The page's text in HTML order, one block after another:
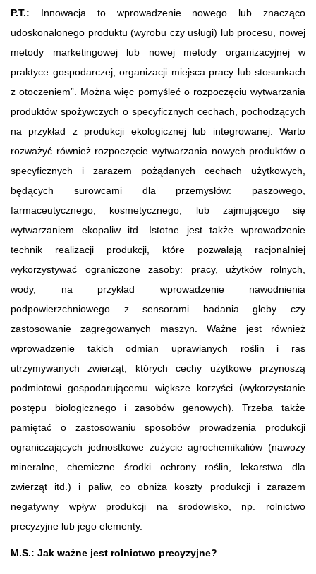
P.T.: Innowacja to wprowadzenie nowego lub znacząco
udoskonalonego produktu (wyrobu czy usługi) lub procesu, nowej
metody marketingowej lub nowej metody organizacyjnej w
praktyce gospodarczej, organizacji miejsca pracy lub stosunkach
z otoczeniem”. Można więc pomyśleć o rozpoczęciu wytwarzania
produktów spożywczych o specyficznych cechach, pochodzących
na przykład z produkcji ekologicznej lub integrowanej. Warto
rozważyć również rozpoczęcie wytwarzania nowych produktów o
specyficznych i zarazem pożądanych cechach użytkowych,
będących surowcami dla przemysłów: paszowego,
farmaceutycznego, kosmetycznego, lub zajmującego się
wytwarzaniem ekopaliw itd. Istotne jest także wprowadzenie
technik realizacji produkcji, które pozwalają racjonalniej
wykorzystywać ograniczone zasoby: pracy, użytków rolnych,
wody, na przykład wprowadzenie nawodnienia
podpowierzchniowego z sensorami badania gleby czy
zastosowanie zagregowanych maszyn. Ważne jest również
wprowadzenie takich odmian uprawianych roślin i ras
utrzymywanych zwierząt, których cechy użytkowe przynoszą
podmiotowi gospodarującemu większe korzyści (wykorzystanie
postępu biologicznego i zasobów genowych). Trzeba także
pamiętać o zastosowaniu sposobów prowadzenia produkcji
ograniczających jednostkowe zużycie agrochemikaliów (nawozy
mineralne, chemiczne środki ochrony roślin, lekarstwa dla
zwierząt itd.) i paliw, co obniża koszty produkcji i zarazem
negatywny wpływ produkcji na środowisko, np. rolnictwo
precyzyjne lub jego elementy.
M.S.: Jak ważne jest rolnictwo precyzyjne?